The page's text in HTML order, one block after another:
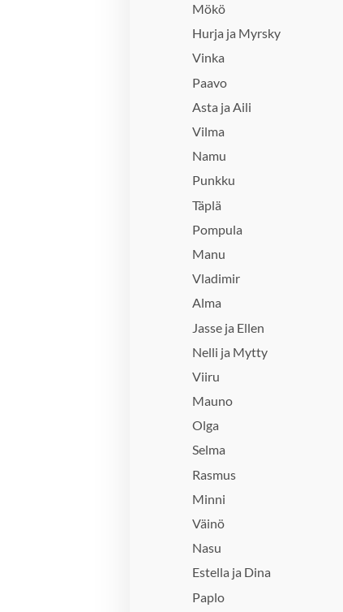
Mökö
Hurja ja Myrsky
Vinka
Paavo
Asta ja Aili
Vilma
Namu
Punkku
Täplä
Pompula
Manu
Vladimir
Alma
Jasse ja Ellen
Nelli ja Mytty
Viiru
Mauno
Olga
Selma
Rasmus
Minni
Väinö
Nasu
Estella ja Dina
Paplo